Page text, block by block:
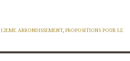
12EME ARRONDISSEMENT, PROPOSITIONS POUR LE